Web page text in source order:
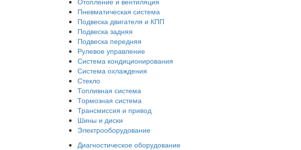
Пневматическая система
Подвеска двигателя и КПП
Подвеска задняя
Подвеска передняя
Рулевое управление
Система кондиционирования
Система охлаждения
Стекло
Топливная система
Тормозная система
Трансмиссия и привод
Шины и диски
Электрооборудование
Диагностическое оборудование